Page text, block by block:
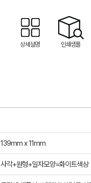
상세설명 인쇄샘플
139mm x 11mm
사각+원형+일자모양=화이트색상